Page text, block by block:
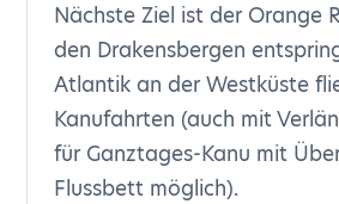
Nächste Ziel ist der Orange
den Drakensbergen
Atlantik an der Westküste
Kanufahrten (auch mit
für Ganztages-Kanu mit
Flussbett möglich).